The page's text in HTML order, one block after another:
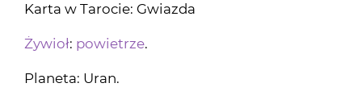
Karta w Tarocie: Gwiazda
Żywioł: powietrze.
Planeta: Uran.